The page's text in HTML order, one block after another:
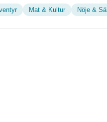
Mat & Kultur Nöje &